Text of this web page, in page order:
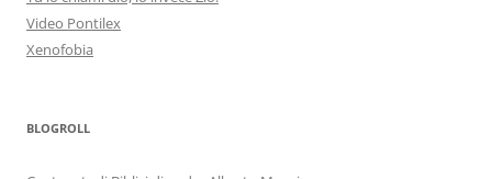
Video Pontilex
Xenofobia
BLOGROLL